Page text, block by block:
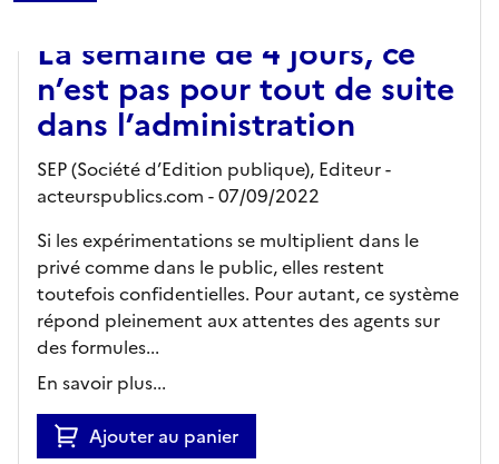
La semaine de 4 jours, ce
n’est pas pour tout de suite
dans l’administration
SEP (Société d’Edition publique), Editeur-
acteurspublics.com - 07/09/2022
Si les expérimentations se multiplient dans le
privé comme dans le public, elles restent
toutefois confidentielles. Pour autant, ce système
répond pleinement aux attentes des agents sur
des formules...
En savoir plus...
Ajouter au panier